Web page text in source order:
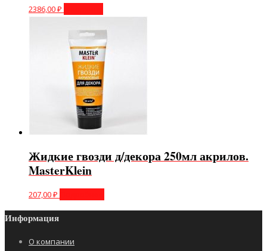
2386,00₽
Жидкие гвозди д/декора 250мл акрилов.
MasterKlein
207,00₽
Информация
О компании